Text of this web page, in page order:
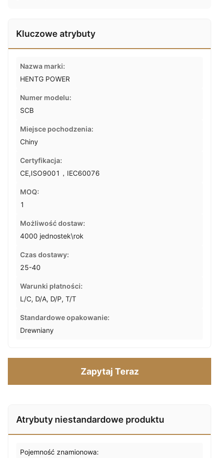
Kluczowe atrybuty
Nazwa marki:
HENTG POWER
Numer modelu:
SCB
Miejsce pochodzenia:
Chiny
Certyfikacja:
CE,ISO9001，IEC60076
MOQ:
1
Możliwość dostaw:
4000 jednostek\rok
Czas dostawy:
25-40
Warunki płatności:
L/C, D/A, D/P, T/T
Standardowe opakowanie:
Drewniany
Zapytaj Teraz
Atrybuty niestandardowe produktu
Pojemność znamionowa: